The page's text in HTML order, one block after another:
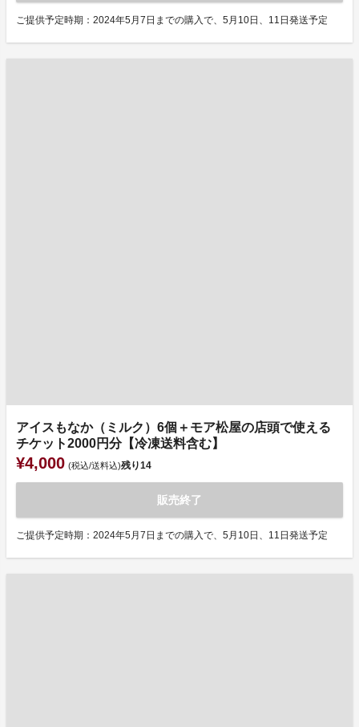
ご提供予定時期：2024年5月7日までの購入で、5月10日、11日発送予定
アイスもなか（ミルク）6個＋モア松屋の店頭で使える
チケット2000円分【冷凍送料含む】
¥4,000 (税込/送料込)残り14
販売終了
ご提供予定時期：2024年5月7日までの購入で、5月10日、11日発送予定